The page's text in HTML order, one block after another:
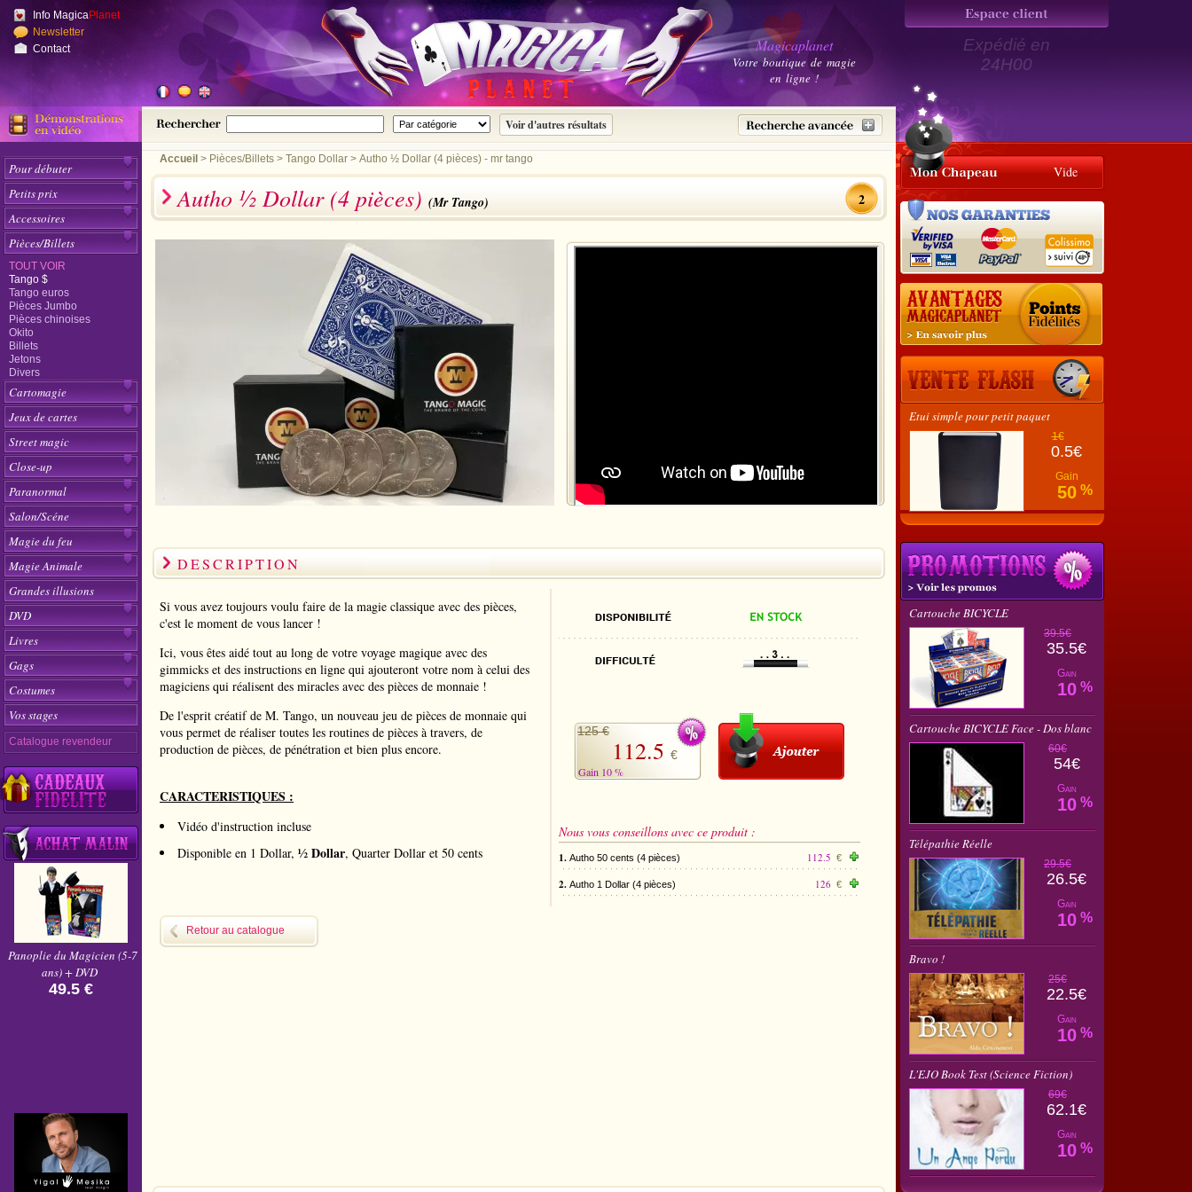
Expédié en
24H00
Info MagicaPlanet
Newsletter
Contact
Magicaplanet
Votre boutique de magie
en ligne !
Pour débuter
Petits prix
Accessoires
Pièces/Billets
TOUT VOIR
Tango $
Tango euros
Pièces Jumbo
Pièces chinoises
Okito
Billets
Jetons
Divers
Cartomagie
Jeux de cartes
Street magic
Close-up
Paranormal
Salon/Scéne
Magie du feu
Magie Animale
Grandes illusions
DVD
Livres
Gags
Costumes
Vos stages
Catalogue revendeur
Panoplie du Magicien (5-7
ans) + DVD
49.5 €
Accueil > Pièces/Billets Tango Dollar Autho ½ Dollar (4 pièces) - mr tango
Autho ½ Dollar (4 pièces)(Mr Tango) 2
DESCRIPTION
Si vous avez toujours voulu faire de la magie classique avec des pièces,
c'est le moment de vous lancer !
Ici, vous êtes aidé tout au long de votre voyage magique avec des
gimmicks et des instructions en ligne qui ajouteront votre nom à celui des
magiciens qui réalisent des miracles avec des pièces de monnaie !
De l'esprit créatif de M. Tango, un nouveau jeu de pièces de monnaie qui
vous permet de réaliser toutes les routines de pièces à travers, de
production de pièces, de pénétration et bien plus encore.
CARACTERISTIQUES :
Vidéo d'instruction incluse
Disponible en 1 Dollar, ½ Dollar, Quarter Dollar et 50 cents
Retour au catalogue
125 €
112.5 €
Gain 10 %
Nous vous conseillons avec ce produit :
1. Autho 50 cents (4 pièces) 112.5 €
2. Autho 1 Dollar (4 pièces) 126 €
Vide
Etui simple pour petit paquet
1€
0.5€
Gain
50 %
Cartouche BICYCLE
39.5€
35.5€
Gain
10 %
Cartouche BICYCLE Face - Dos blanc
60€
54€
Gain
10 %
Télépathie Réelle
29.5€
26.5€
Gain
10 %
Bravo !
25€
22.5€
Gain
10 %
L'EJO Book Test (Science Fiction)
69€
62.1€
Gain
10 %